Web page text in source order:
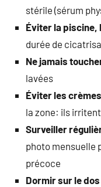
stérile (sérum
Éviter la piscine,
durée de
Ne jamais
lavées
Éviter les
la zone: ils
Surveiller
photo mensuelle
précoce
Dormir sur le dos